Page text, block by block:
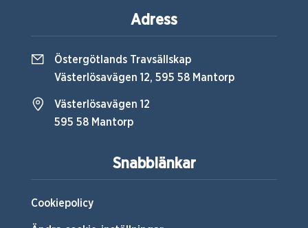
Snabblänkar
Cookiepolicy
Adress
Östergötlands Travsällskap
Västerlösavägen 12, 595 58 Mantorp
Västerlösavägen 12
595 58 Mantorp